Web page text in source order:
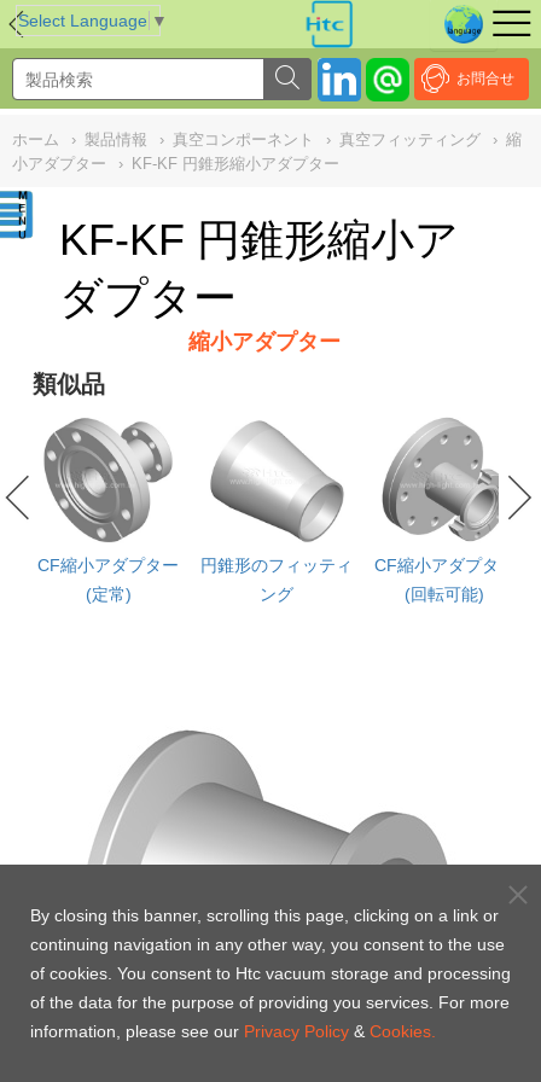
Select Language ▼
お問合せ
ホーム › 製品情報 › 真空コンポーネント › 真空フィッティング › 縮
小アダプター
› KF-KF 円錐形縮小アダプター
KF-KF 円錐形縮小ア
ダプター
縮小アダプター
類似品
CF縮小アダプター
(定常)
円錐形のフィッティ
ング
CF縮小アダプター
(回転可能)
NULL
By closing this banner, scrolling this page, clicking on a link or
continuing navigation in any other way, you consent to the use
of cookies. You consent to Htc vacuum storage and processing
of the data for the purpose of providing you services. For more
information, please see our Privacy Policy & Cookies.
//